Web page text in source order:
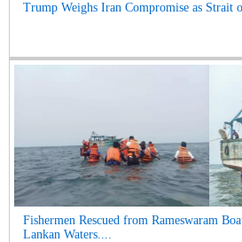
Trump Weighs Iran Compromise as Strait
Fishermen Rescued from Rameswaram
Lankan Waters....